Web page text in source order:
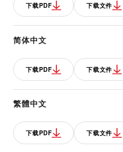
下载PDF 下载文件
简体中文
下载PDF 下载文件
繁體中文
下载PDF 下载文件